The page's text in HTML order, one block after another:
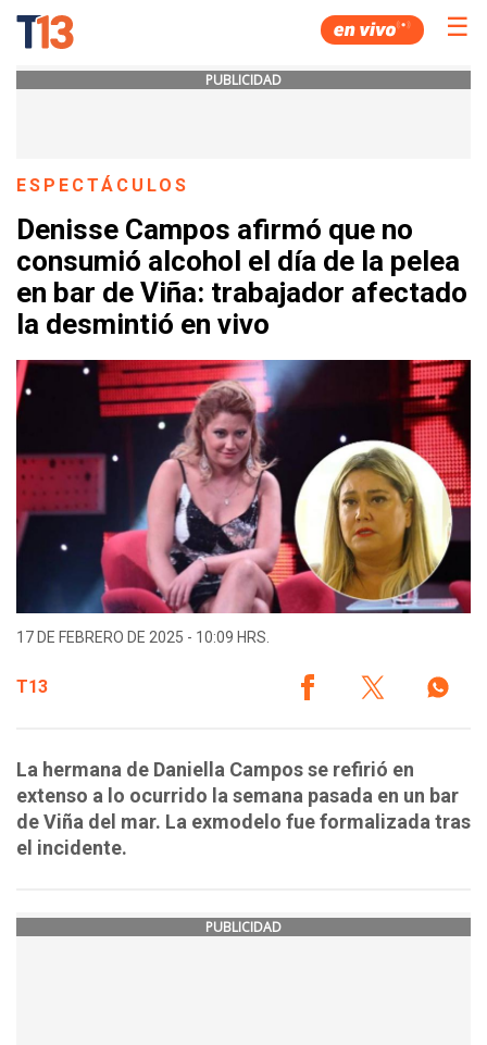
☰
PUBLICIDAD
ESPECTÁCULOS
Denisse Campos afirmó que no
consumió alcohol el día de la pelea
en bar de Viña: trabajador afectado
la desmintió en vivo
17 DE FEBRERO DE 2025 - 10:09 HRS.
T13
La hermana de Daniella Campos se refirió en
extenso a lo ocurrido la semana pasada en un bar
de Viña del mar. La exmodelo fue formalizada tras
el incidente.
PUBLICIDAD